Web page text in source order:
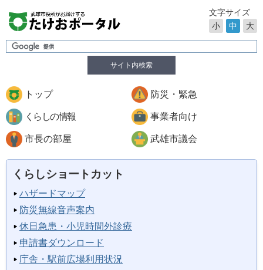
サイト内検索
文字サイズ
小
中 大
トップ 防災・緊急
くらしの情報 事業者向け
市長の部屋 武雄市議会
くらしショートカット
ハザードマップ
防災無線音声案内
休日急患・小児時間外診療
申請書ダウンロード
庁舎・駅前広場利用状況